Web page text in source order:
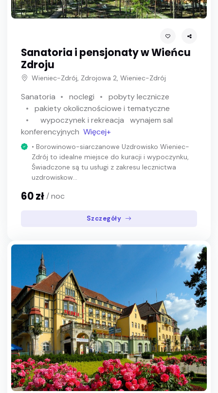
Sanatoria i pensjonaty w Wieńcu
Zdroju
Wieniec-Zdrój, Zdrojowa 2, Wieniec-Zdrój
Sanatoria noclegi
pobyty lecznicze
pakiety okolicznościowe i tematyczne
wypoczynek i rekreacja
wynajem sal
konferencyjnych Więcej+
• Borowinowo-siarczanowe Uzdrowisko Wieniec-
Zdrój to idealne miejsce do kuracji i wypoczynku,
Świadczone są tu usługi z zakresu lecznictwa
uzdrowiskow...
60 zł/ noc
Szczegóły